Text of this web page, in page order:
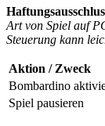
Art von Spiel auf
Steuerung kann
Aktion / Zweck
Bombardino
Spiel pausieren